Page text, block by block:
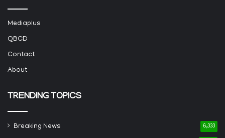
Mediaplus
QBCD
Contact
About
TRENDING TOPICS
Breaking News 6,333